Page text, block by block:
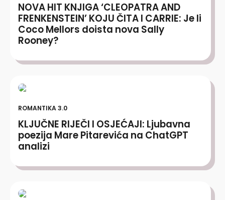
NOVA HIT KNJIGA ‘CLEOPATRA AND
FRENKENSTEIN’ KOJU ČITA I CARRIE: Je li
Coco Mellors doista nova Sally
Rooney?
ROMANTIKA 3.0
KLJUČNE RIJEČI I OSJEĆAJI: Ljubavna
poezija Mare Pitarevića na ChatGPT
analizi